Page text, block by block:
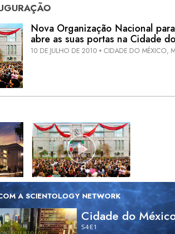
Nova Organização Nacional
abre as suas portas na Cidade
10 DE JULHO DE 2010 • CIDADE DO MÉXICO,
A SCIENTOLOGY NETWORK
Cidade do
S4·E1